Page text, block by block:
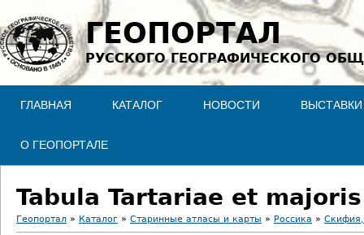
Jump to navigation
ГЕОПОРТАЛ
РУССКОГО ГЕОГРАФИЧЕСКОГО
ГЛАВНАЯ КАТАЛОГ НОВОСТИ ВЫСТАВКИ
О ГЕОПОРТАЛЕ
Tabula Tartariae et
Геопортал » Каталог » Старинные атласы и карты » Россика »